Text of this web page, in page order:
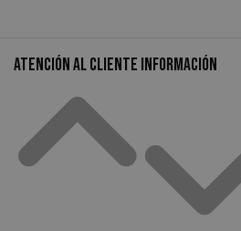
Atención al cliente Información